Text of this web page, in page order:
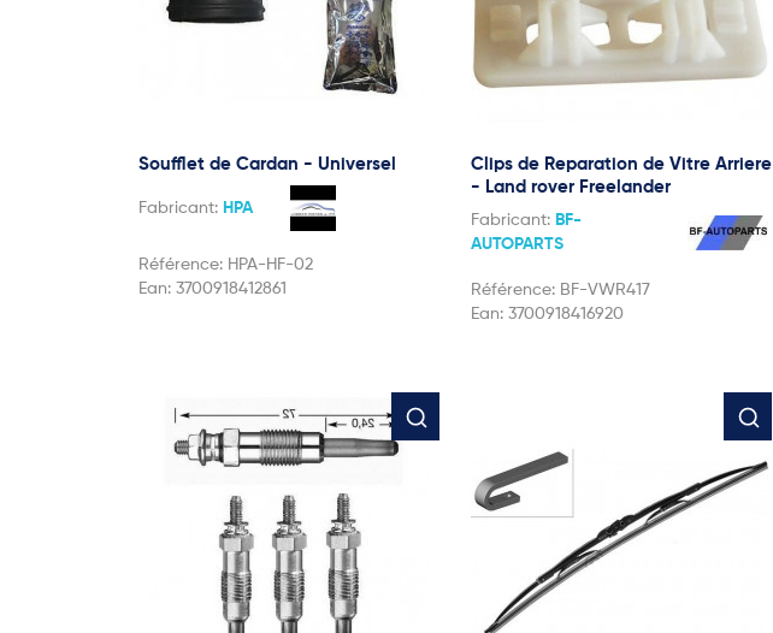
Soufflet de Cardan - Universel
Fabricant: HPA
Référence: HPA-HF-02
Ean: 3700918412861
Clips de Reparation de Vitre Arriere
- Land rover Freelander
Fabricant: BF-
AUTOPARTS
Référence: BF-VWR417
Ean: 3700918416920